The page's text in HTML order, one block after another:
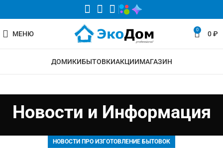
МЕНЮ 0 0₽
ДОМИКИБЫТОВКИАКЦИИМАГАЗИН
Новости и Информация
НОВОСТИ ПРО ИЗГОТОВЛЕНИЕ БЫТОВОК